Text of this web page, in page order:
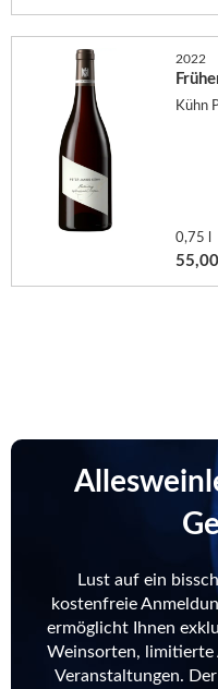
2022
Kühn
0,75 l
Lust auf ein
kostenfreie
ermöglicht Ihnen
Weinsorten, limitierte
Veranstaltungen.